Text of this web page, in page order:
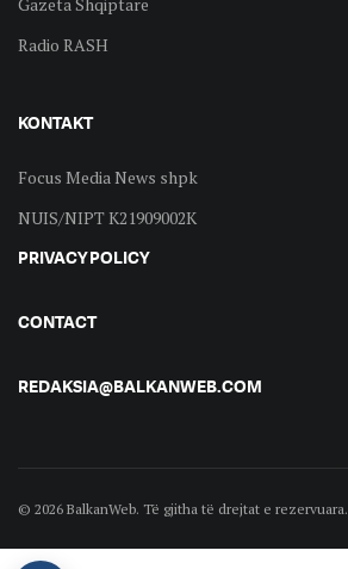
Radio RASH
KONTAKT
Focus Media News shpk
NUIS/NIPT K21909002K
PRIVACY POLICY
CONTACT
REDAKSIA@BALKANWEB.COM
© 2026 BalkanWeb. Të gjitha të drejtat e rezervuara.